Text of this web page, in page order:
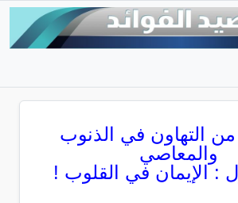
من التهاون في الذنوب
والمعاصي
: اﻹيمان في القلوب !